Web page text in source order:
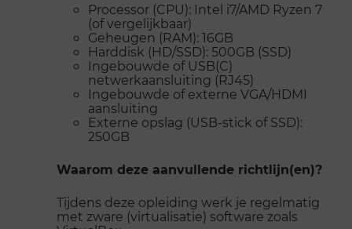
Processor (CPU): Intel i7/AMD Ryzen 7
(of vergelijkbaar)
Geheugen (RAM): 16GB
Harddisk (HD/SSD): 500GB (SSD)
Ingebouwde of USB(C)
netwerkaansluiting (RJ45)
Ingebouwde of externe VGA/HDMI
aansluiting
Externe opslag (USB-stick of SSD):
250GB
Waarom deze aanvullende richtlijn(en)?
Tijdens deze opleiding werk je regelmatig
met zware (virtualisatie) software zoals